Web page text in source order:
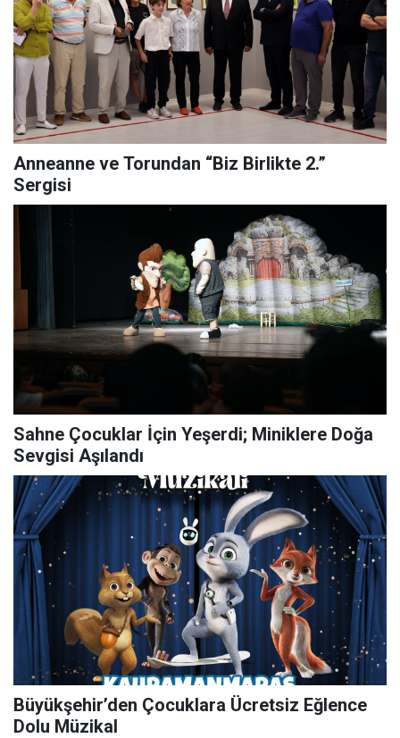
Anneanne ve Torundan “Biz Birlikte 2.”
Sergisi
Sahne Çocuklar İçin Yeşerdi; Miniklere Doğa
Sevgisi Aşılandı
Büyükşehir’den Çocuklara Ücretsiz Eğlence
Dolu Müzikal